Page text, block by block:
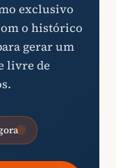
exclusivo
o histórico
gerar um
livre de